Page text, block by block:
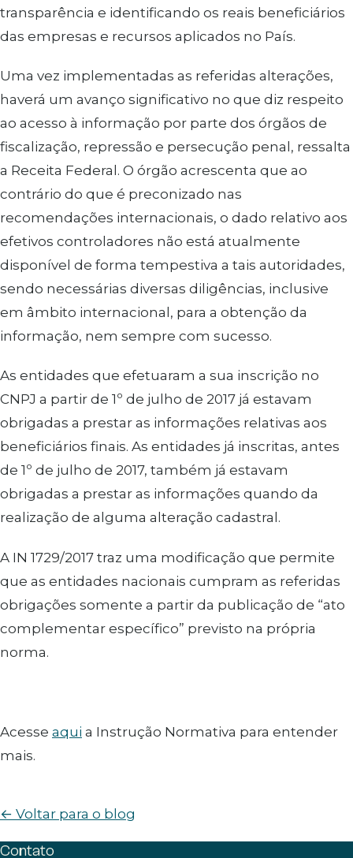
transparência e identificando os reais beneficiários
das empresas e recursos aplicados no País.
Uma vez implementadas as referidas alterações,
haverá um avanço significativo no que diz respeito
ao acesso à informação por parte dos órgãos de
fiscalização, repressão e persecução penal, ressalta
a Receita Federal. O órgão acrescenta que ao
contrário do que é preconizado nas
recomendações internacionais, o dado relativo aos
efetivos controladores não está atualmente
disponível de forma tempestiva a tais autoridades,
sendo necessárias diversas diligências, inclusive
em âmbito internacional, para a obtenção da
informação, nem sempre com sucesso.
As entidades que efetuaram a sua inscrição no
CNPJ a partir de 1º de julho de 2017 já estavam
obrigadas a prestar as informações relativas aos
beneficiários finais. As entidades já inscritas, antes
de 1º de julho de 2017, também já estavam
obrigadas a prestar as informações quando da
realização de alguma alteração cadastral.
A IN 1729/2017 traz uma modificação que permite
que as entidades nacionais cumpram as referidas
obrigações somente a partir da publicação de “ato
complementar específico” previsto na própria
norma.
Acesse aqui a Instrução Normativa para entender
mais.
← Voltar para o blog
Contato